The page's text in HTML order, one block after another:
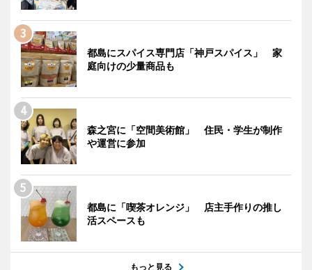
都島にスパイス専門店「神戸スパイス」 家
庭向けの少量商品も
森之宮に「空間美術館」 住民・学生が制作
や運営に参加
都島に「喫茶オレンジ」 店主手作りの推し
活スペースも
もっと見る